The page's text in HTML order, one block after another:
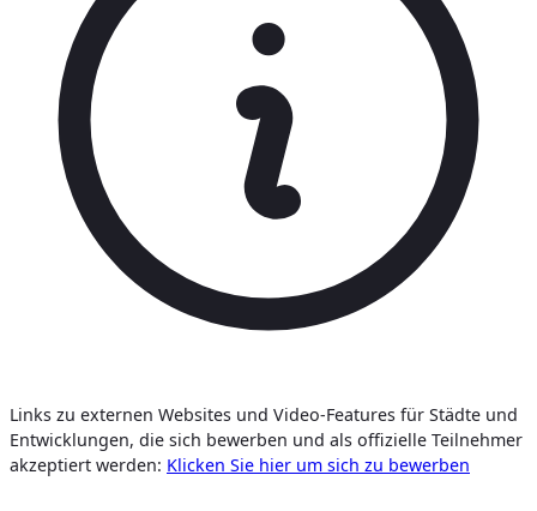
Links zu externen Websites und Video-Features für Städte und
Entwicklungen, die sich bewerben und als offizielle Teilnehmer
akzeptiert werden: Klicken Sie hier um sich zu bewerben